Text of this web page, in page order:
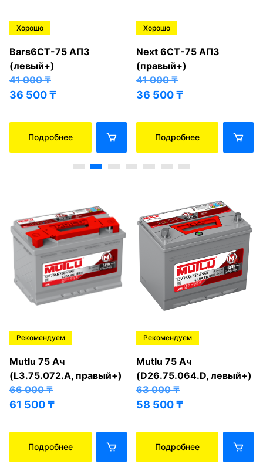
Хорошо
Bars6СТ-75 АПЗ
(левый+)
41 000₸
36 500₸
Подробнее
Хорошо
Next 6СТ-75 АПЗ
(правый+)
41 000₸
36 500₸
Подробнее
Рекомендуем
Mutlu 75 Ач
(L3.75.072.A, правый+)
66 000₸
61 500₸
Подробнее
Рекомендуем
Mutlu 75 Ач
(D26.75.064.D, левый+)
63 000₸
58 500₸
Подробнее